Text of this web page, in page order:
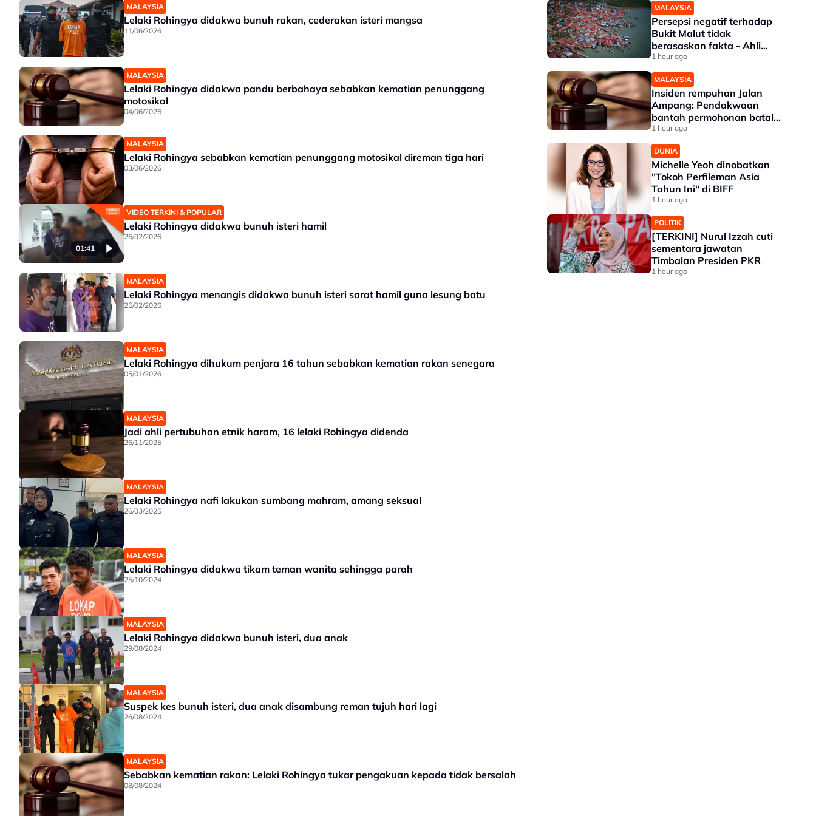
MALAYSIA
Lelaki Rohingya didakwa bunuh rakan, cederakan isteri mangsa
11/06/2026
MALAYSIA
Lelaki Rohingya didakwa pandu berbahaya sebabkan kematian penunggang
motosikal
04/06/2026
MALAYSIA
Lelaki Rohingya sebabkan kematian penunggang motosikal direman tiga hari
03/06/2026
01:41
VIDEO TERKINI & POPULAR
Lelaki Rohingya didakwa bunuh isteri hamil
26/02/2026
MALAYSIA
Lelaki Rohingya menangis didakwa bunuh isteri sarat hamil guna lesung batu
25/02/2026
MALAYSIA
Lelaki Rohingya dihukum penjara 16 tahun sebabkan kematian rakan senegara
05/01/2026
MALAYSIA
Jadi ahli pertubuhan etnik haram, 16 lelaki Rohingya didenda
26/11/2025
MALAYSIA
Lelaki Rohingya nafi lakukan sumbang mahram, amang seksual
26/03/2025
MALAYSIA
Lelaki Rohingya didakwa tikam teman wanita sehingga parah
25/10/2024
MALAYSIA
Lelaki Rohingya didakwa bunuh isteri, dua anak
29/08/2024
MALAYSIA
Suspek kes bunuh isteri, dua anak disambung reman tujuh hari lagi
26/08/2024
MALAYSIA
Sebabkan kematian rakan: Lelaki Rohingya tukar pengakuan kepada tidak bersalah
08/08/2024
MALAYSIA
Persepsi negatif terhadap
Bukit Malut tidak
berasaskan fakta - Ahli
Akademik
1 hour ago
MALAYSIA
Insiden rempuhan Jalan
Ampang: Pendakwaan
bantah permohonan batal
pertuduhan bunuh
1 hour ago
DUNIA
Michelle Yeoh dinobatkan
"Tokoh Perfileman Asia
Tahun Ini" di BIFF
1 hour ago
POLITIK
[TERKINI] Nurul Izzah cuti
sementara jawatan
Timbalan Presiden PKR
1 hour ago